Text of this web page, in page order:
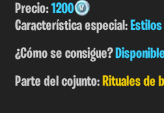
Precio:1200
Característica especial:
¿Cómo se consigue?
Parte del cojunto:Rituales de